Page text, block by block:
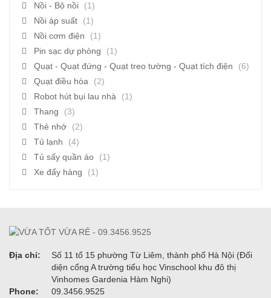
Nồi - Bộ nồi
(1)
Nồi áp suất
(1)
Nồi cơm điện
(1)
Pin sạc dự phòng
(1)
Quạt - Quạt đứng - Quạt treo tường - Quạt tích điện
(6)
Quạt điều hòa
(2)
Robot hút bụi lau nhà
(1)
Thang
(3)
Thẻ nhớ
(2)
Tủ lạnh
(4)
Tủ sấy quần áo
(1)
Xe đẩy hàng
(1)
Địa chỉ:
Số 11 tổ 15 phường Từ Liêm, thành phố Hà Nội (Đối
diện cổng A trường tiểu học Vinschool khu đô thị
Vinhomes Gardenia Hàm Nghi)
Phone:
09.3456.9525